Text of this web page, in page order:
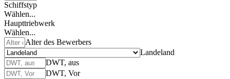
Schiffstyp
Wählen...
Haupttriebwerk
Wählen...
Alter des Bewerbers
Landeland
DWT, aus
DWT, Vor